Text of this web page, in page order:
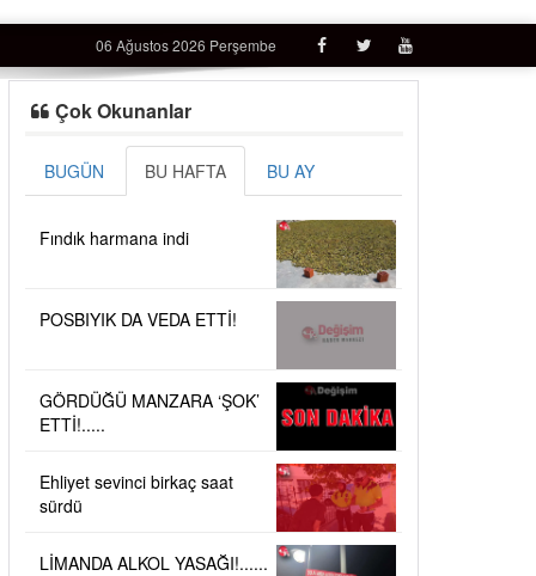
06 Ağustos 2026 Perşembe
Çok Okunanlar
BUGÜN BU HAFTA BU AY
Fındık harmana indi
POSBIYIK DA VEDA ETTİ!
GÖRDÜĞÜ MANZARA ‘ŞOK’
ETTİ!.....
Ehliyet sevinci birkaç saat
sürdü
LİMANDA ALKOL YASAĞI!......